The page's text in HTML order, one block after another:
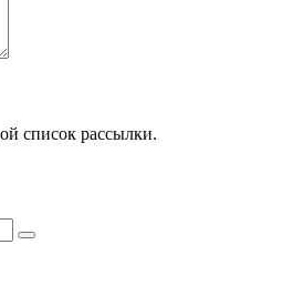
список рассылки.